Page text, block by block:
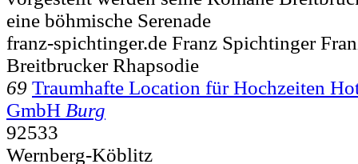
eine böhmische Serenade
franz-spichtinger.de Franz Spichtinger
Breitbrucker Rhapsodie
69 Traumhafte Location für Hochzeiten
GmbH Burg
92533
Wernberg-Köblitz